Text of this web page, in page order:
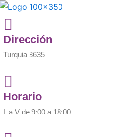
Ir
al
contenido
Dirección
Turquia 3635
Horario
L a V de 9:00 a 18:00